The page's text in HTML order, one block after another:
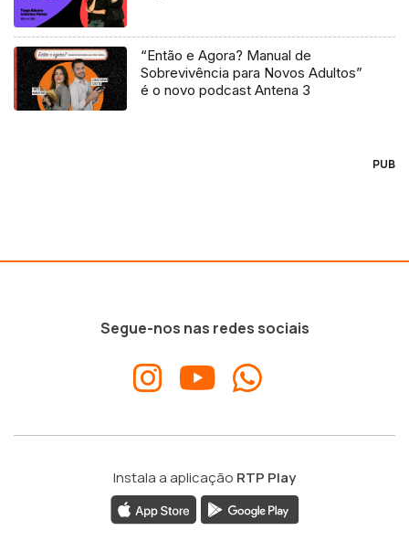
“Então e Agora? Manual de
Sobrevivência para Novos Adultos”
é o novo podcast Antena 3
PUB
Segue-nos nas redes sociais
Instala a aplicação RTP Play